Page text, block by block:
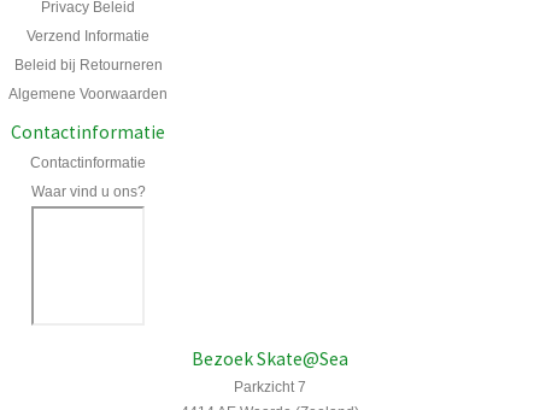
Privacy Beleid
Verzend Informatie
Beleid bij Retourneren
Algemene Voorwaarden
Contactinformatie
Contactinformatie
Waar vind u ons?
Bezoek Skate@Sea
Parkzicht 7